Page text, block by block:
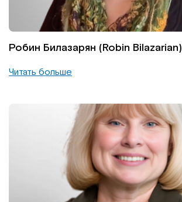
Робин Билазарян (Robin Bilazarian)
Читать больше